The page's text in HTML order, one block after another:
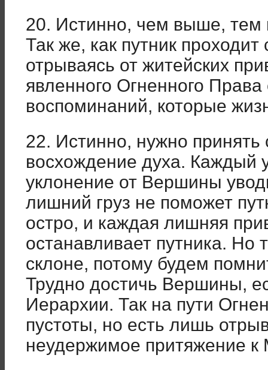
20. Истинно, чем выше,
Так же, как путник
отрываясь от житейских
явленного Огненного
воспоминаний, которые
22. Истинно, нужно
восхождение духа. Каждый
уклонение от Вершины
лишний груз не поможет
остро, и каждая лишняя
останавливает путника. Но
склоне, потому будем
Трудно достичь Вершины,
Иерархии. Так на пути
пустоты, но есть лишь
неудержимое притяжение к